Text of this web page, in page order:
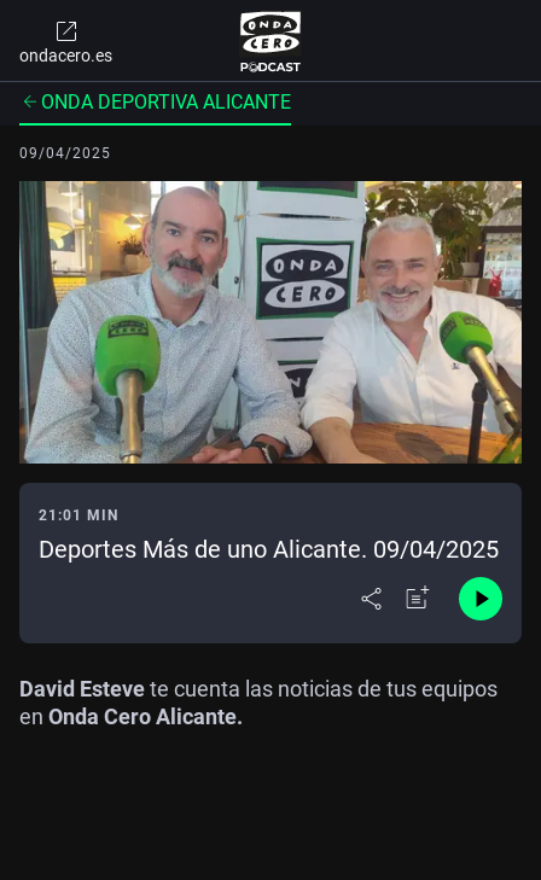
ondacero.es
ONDA DEPORTIVA ALICANTE
09/04/2025
21:01 MIN
Deportes Más de uno Alicante. 09/04/2025
David Estevete cuenta las noticias de tus equipos
en Onda Cero Alicante.